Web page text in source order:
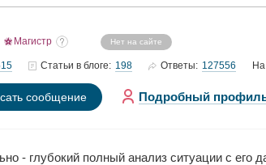
Магистр Нет на сайте
Статьи в блоге: 198 Ответы: 127556
сообщение Подробный
- глубокий полный анализ ситуации с его